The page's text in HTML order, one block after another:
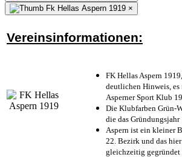
×
Vereinsinformationen:
FK Hellas Aspern
deutlichen Hinweis,
Asperner Sport Klub
Die Klubfarben Grün-
die das Gründungsjahr
Aspern ist ein kleiner
22. Bezirk und das
gleichzeitig gegründet